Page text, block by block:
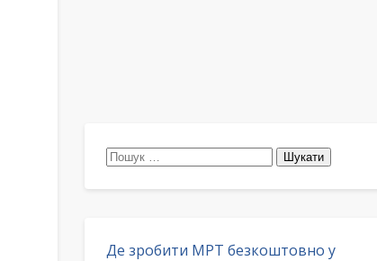
Пошук:
Де зробити МРТ безкоштовно у